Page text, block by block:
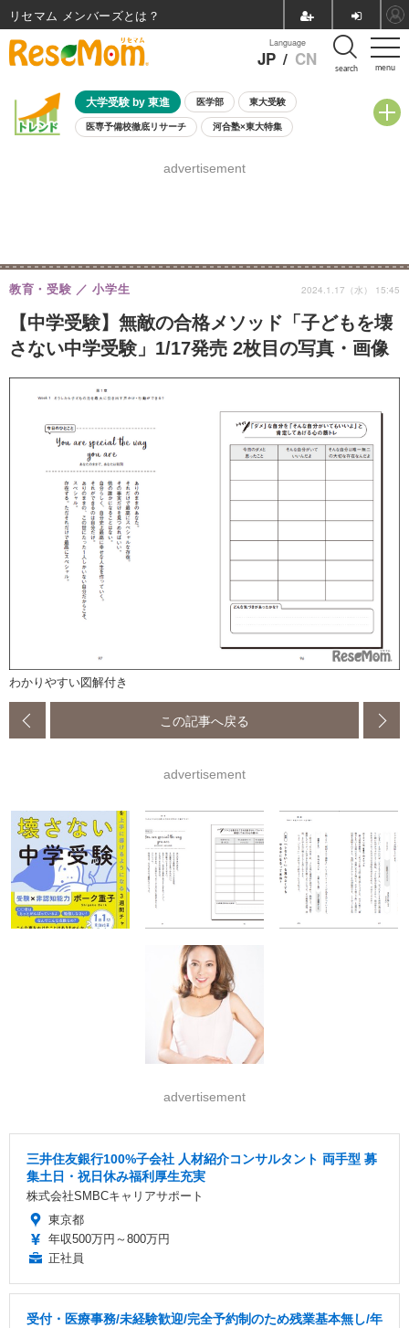
menu
Language
JP / CN search
大学受験 by 東進 医学部 東大受験
医専予備校徹底リサーチ 河合塾×東大特集
8月開催学校説明会・相談会
advertisement
【中学受験】無敵の合格メソッド「子どもを壊
さない中学受験」1/17発売 2枚目の写真・画像
教育・受験 小学生 2024.1.17（水） 15:45
わかりやすい図解付き
この記事へ戻る
advertisement
advertisement
三井住友銀行100%子会社 人材紹介コンサルタント 両手型 募
集土日・祝日休み福利厚生充実
株式会社SMBCキャリアサポート
東京都
年収500万円～800万円
正社員
受付・医療事務/未経験歓迎/完全予約制のため残業基本無し/年
リセマム メンバーズ